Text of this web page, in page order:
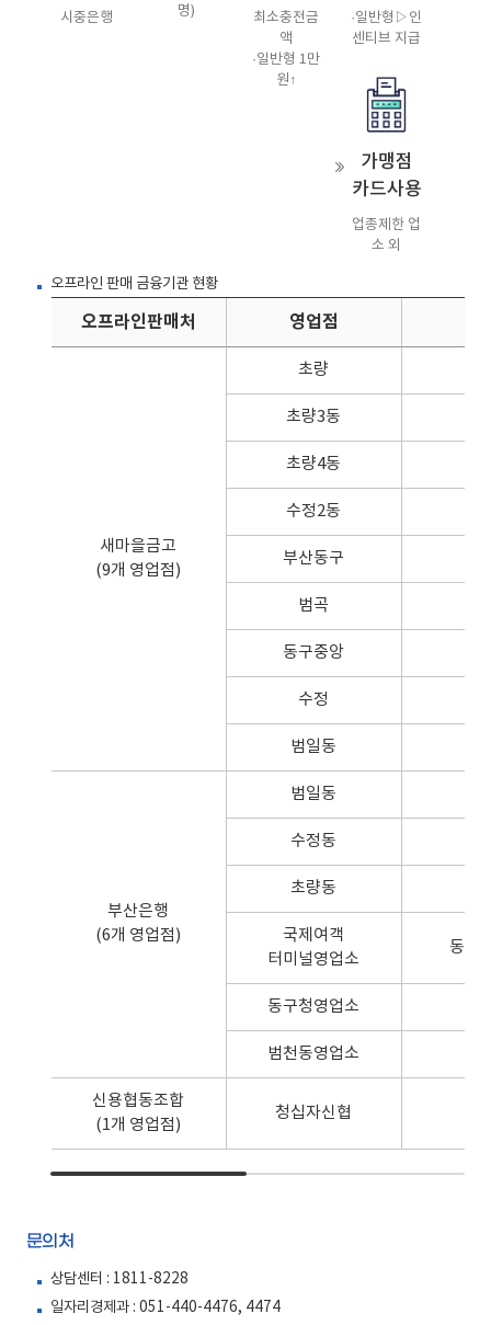
시중은행 명)
최소충전금
액
·일반형 1만
원↑
·일반형▷인
센티브 지급
가맹점
카드사용
업종제한 업
소 외
오프라인 판매 금융기관 현황
오프라인판매처 영업점
새마을금고
(9개 영업점)
초량
초량3동
초량4동
수정2동
부산동구
범곡
동구중앙
수정
범일동
부산은행
(6개 영업점)
범일동
수정동
초량동
국제여객
터미널영업소
동구
동구청영업소
범천동영업소
신용협동조합
(1개 영업점)
청십자신협
문의처
상담센터 : 1811-8228
일자리경제과 : 051-440-4476, 4474